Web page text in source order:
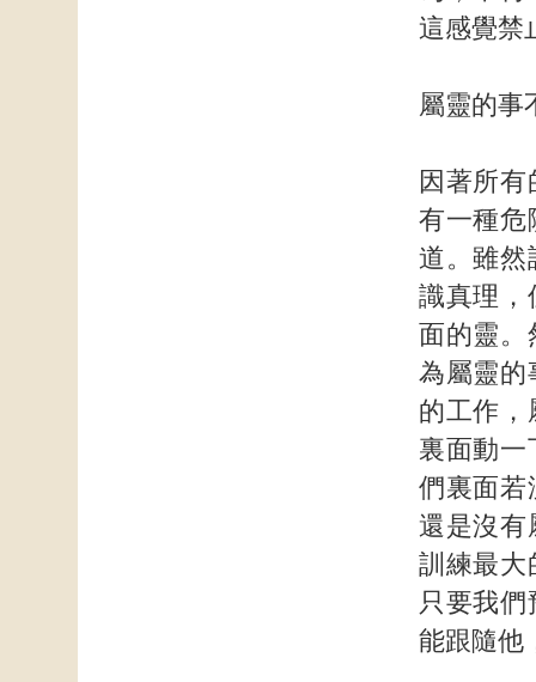
這感覺禁
屬靈的事
因著所
有一種危
道。雖然
識真理，
面的靈。
為屬靈的
的工作，
裏面動一
們裏面若
還是沒有
訓練最大
只要我
能跟隨他